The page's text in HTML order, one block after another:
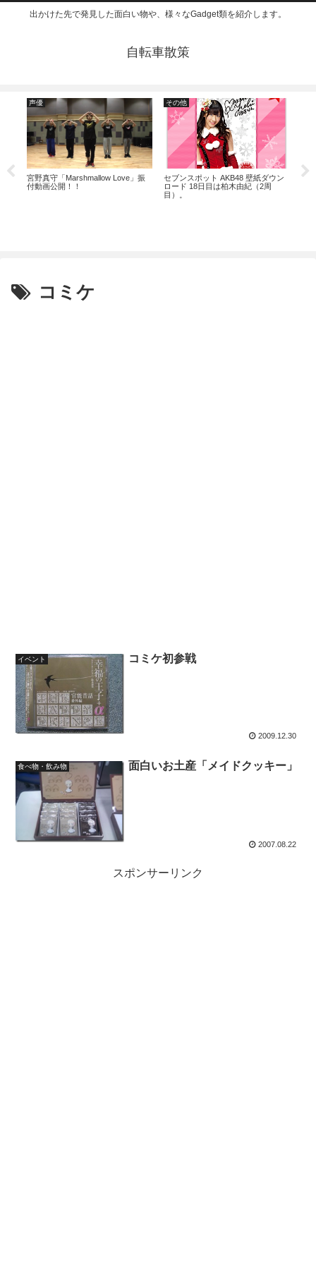
出かけた先で発見した面白い物や、様々なGadget類を紹介します。
自転車散策
声優
宮野真守「Marshmallow Love」振
付動画公開！！
その他
セブンスポット AKB48 壁紙ダウン
ロード 18日目は柏木由紀（2周
目）。
コミケ
イベント コミケ初参戦
2009.12.30
食べ物・飲み物 面白いお土産「メイドクッキー」
2007.08.22
スポンサーリンク